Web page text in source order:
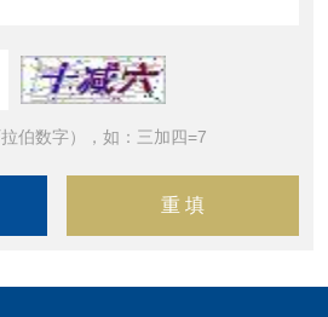
伯数字），如：三加四=7